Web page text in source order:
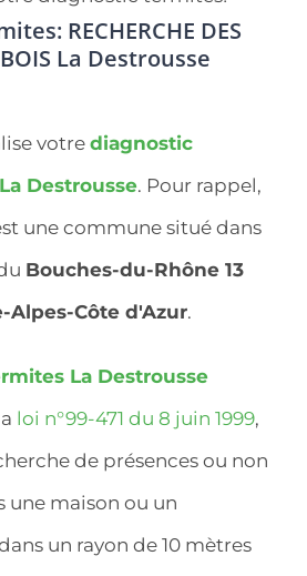
RECHERCHE DES
BOIS La Destrousse
votre diagnostic
La Destrousse. Pour rappel,
une commune situé dans
Bouches-du-Rhône 13
Alpes-Côte d'Azur.
La Destrousse
loi n°99-471 du 8 juin 1999,
de présences ou non
une maison ou un
un rayon de 10 mètres